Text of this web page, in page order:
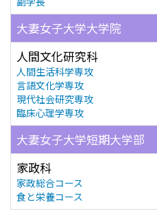
大妻女子大学大学院
人間文化研究科
人間生活科学専攻
言語文化学専攻
現代社会研究専攻
臨床心理学専攻
大妻女子大学短期大学部
家政科
家政総合コース
食と栄養コース